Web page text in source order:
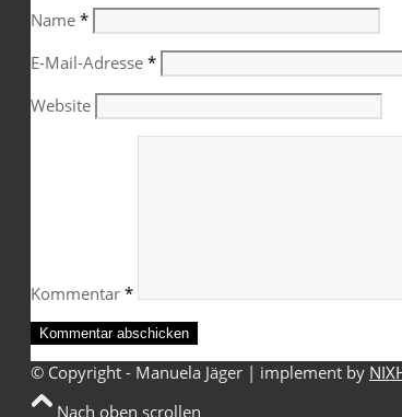
Name *
E-Mail-Adresse *
Website
Kommentar *
© Copyright - Manuela Jäger | implement by
Nach oben scrollen